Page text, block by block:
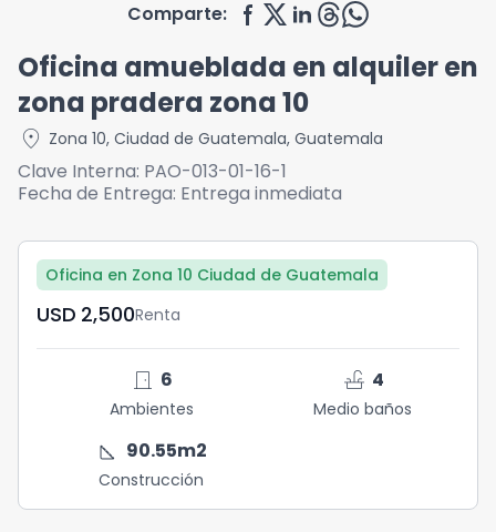
Comparte:
Oficina amueblada en alquiler en
zona pradera zona 10
location_on Zona 10, Ciudad de Guatemala, Guatemala
Clave Interna: PAO-013-01-16-1
Fecha de Entrega: Entrega inmediata
Oficina en Zona 10 Ciudad de Guatemala
USD	2,500Renta
door_front 6
Ambientes
faucet 4
Medio baños
square_foot 90.55m2
Construcción